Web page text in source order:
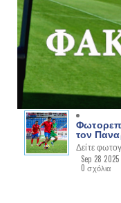
τον
Δείτε
Sep 28 2025
0 σχόλια